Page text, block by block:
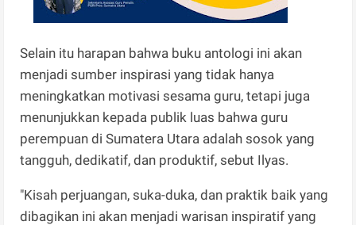
Selain itu harapan bahwa buku antologi ini akan
menjadi sumber inspirasi yang tidak hanya
meningkatkan motivasi sesama guru, tetapi juga
menunjukkan kepada publik luas bahwa guru
perempuan di Sumatera Utara adalah sosok yang
tangguh, dedikatif, dan produktif, sebut Ilyas.
"Kisah perjuangan, suka-duka, dan praktik baik yang
dibagikan ini akan menjadi warisan inspiratif yang